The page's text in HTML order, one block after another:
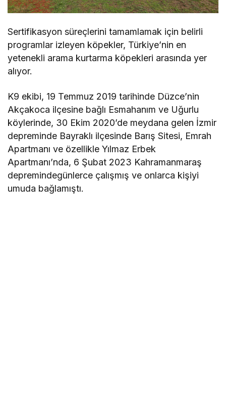
Sertifikasyon süreçlerini tamamlamak için belirli
programlar izleyen köpekler, Türkiye’nin en
yetenekli arama kurtarma köpekleri arasında yer
alıyor.
K9 ekibi, 19 Temmuz 2019 tarihinde Düzce’nin
Akçakoca ilçesine bağlı Esmahanım ve Uğurlu
köylerinde, 30 Ekim 2020’de meydana gelen İzmir
depreminde Bayraklı ilçesinde Barış Sitesi, Emrah
Apartmanı ve özellikle Yılmaz Erbek
Apartmanı’nda, 6 Şubat 2023 Kahramanmaraş
depremindegünlerce çalışmış ve onlarca kişiyi
umuda bağlamıştı.